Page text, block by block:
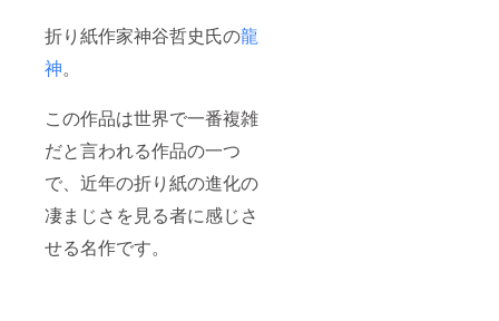
折り紙作家神谷哲史氏の龍
神。
この作品は世界で一番複雑
だと言われる作品の一つ
で、近年の折り紙の進化の
凄まじさを見る者に感じさ
せる名作です。